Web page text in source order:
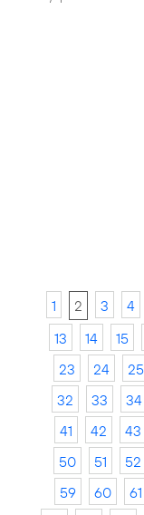
1 2 3 4
13
14 15
23
24 25
32
33 34
41
42 43
50
51 52
59
60 61